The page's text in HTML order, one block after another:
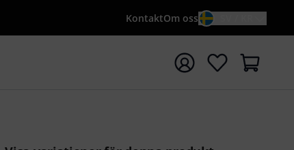
KontaktOm oss
med söktermen {searchTerm}